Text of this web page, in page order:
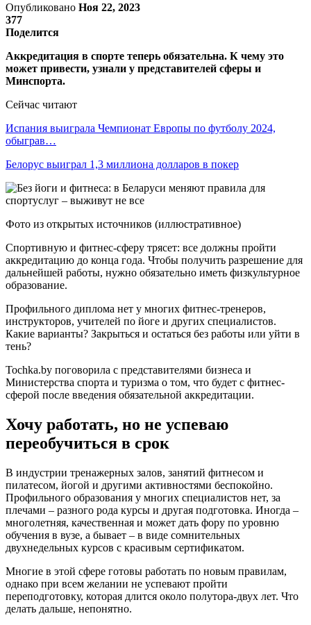
Опубликовано Ноя 22, 2023
377
Поделится
Аккредитация в спорте теперь обязательна. К чему это
может привести, узнали у представителей сферы и
Минспорта.
Сейчас читают
Испания выиграла Чемпионат Европы по футболу 2024,
обыграв…
Белорус выиграл 1,3 миллиона долларов в покер
Фото из открытых источников (иллюстративное)
Спортивную и фитнес-сферу трясет: все должны пройти
аккредитацию до конца года. Чтобы получить разрешение для
дальнейшей работы, нужно обязательно иметь физкультурное
образование.
Профильного диплома нет у многих фитнес-тренеров,
инструкторов, учителей по йоге и других специалистов.
Какие варианты? Закрыться и остаться без работы или уйти в
тень?
Tochka.by поговорила с представителями бизнеса и
Министерства спорта и туризма о том, что будет с фитнес-
сферой после введения обязательной аккредитации.
Хочу работать, но не успеваю
переобучиться в срок
В индустрии тренажерных залов, занятий фитнесом и
пилатесом, йогой и другими активностями беспокойно.
Профильного образования у многих специалистов нет, за
плечами – разного рода курсы и другая подготовка. Иногда –
многолетняя, качественная и может дать фору по уровню
обучения в вузе, а бывает – в виде сомнительных
двухнедельных курсов с красивым сертификатом.
Многие в этой сфере готовы работать по новым правилам,
однако при всем желании не успевают пройти
переподготовку, которая длится около полутора-двух лет. Что
делать дальше, непонятно.